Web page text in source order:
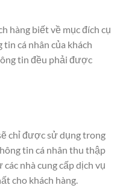
hàng biết về mục đích cụ
cá nhân của khách
tin đều phải được
chỉ được sử dụng trong
tin cá nhân thu thập
nhà cung cấp dịch vụ
cho khách hàng.